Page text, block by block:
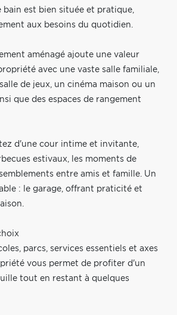
bain est bien située et pratique,
aux besoins du quotidien.
aménagé ajoute une valeur
avec une vaste salle familiale,
de jeux, un cinéma maison ou un
que des espaces de rangement
d'une cour intime et invitante,
estivaux, les moments de
entre amis et famille. Un
: le garage, offrant praticité et
parcs, services essentiels et axes
vous permet de profiter d'un
tout en restant à quelques